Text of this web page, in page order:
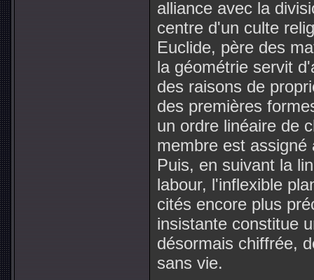
alliance avec la
centre d'un culte
Euclide, père des
la géométrie servit
des raisons de
des premières
un ordre linéaire de
membre est assigné
Puis, en suivant la
labour, l'inflexible
cités encore plus
insistante constitue
désormais chiffrée,
sans vie.